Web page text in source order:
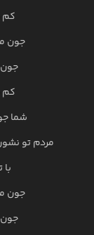
کم
جون
کم
شما
مردم تو
جون